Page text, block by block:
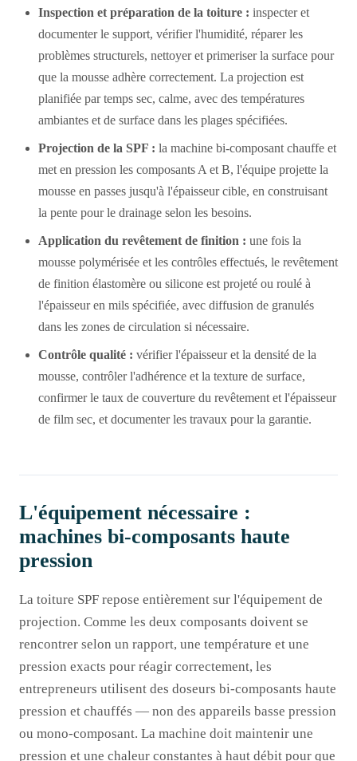
Inspection et préparation de la toiture : inspecter et
documenter le support, vérifier l'humidité, réparer les
problèmes structurels, nettoyer et primeriser la surface pour
que la mousse adhère correctement. La projection est
planifiée par temps sec, calme, avec des températures
ambiantes et de surface dans les plages spécifiées.
Projection de la SPF : la machine bi-composant chauffe et
met en pression les composants A et B, l'équipe projette la
mousse en passes jusqu'à l'épaisseur cible, en construisant
la pente pour le drainage selon les besoins.
Application du revêtement de finition : une fois la
mousse polymérisée et les contrôles effectués, le revêtement
de finition élastomère ou silicone est projeté ou roulé à
l'épaisseur en mils spécifiée, avec diffusion de granulés
dans les zones de circulation si nécessaire.
Contrôle qualité : vérifier l'épaisseur et la densité de la
mousse, contrôler l'adhérence et la texture de surface,
confirmer le taux de couverture du revêtement et l'épaisseur
de film sec, et documenter les travaux pour la garantie.
L'équipement nécessaire :
machines bi-composants haute
pression
La toiture SPF repose entièrement sur l'équipement de
projection. Comme les deux composants doivent se
rencontrer selon un rapport, une température et une
pression exacts pour réagir correctement, les
entrepreneurs utilisent des doseurs bi-composants haute
pression et chauffés — non des appareils basse pression
ou mono-composant. La machine doit maintenir une
pression et une chaleur constantes à haut débit pour que